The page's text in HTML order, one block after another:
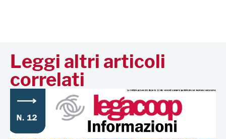
Leggi altri articoli
correlati